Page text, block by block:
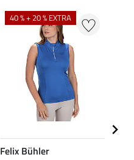
40 % + 20 % EXTRA
Felix Bühler